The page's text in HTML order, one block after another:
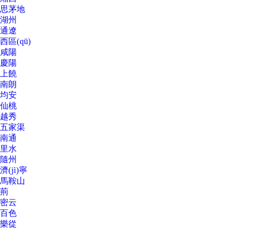
思茅地
湖州
通遼
西區(qū)
咸陽
慶陽
上饒
南朗
均安
仙桃
越秀
五家渠
南通
里水
隨州
濟(jì)寧
馬鞍山
荊
密云
百色
樂從